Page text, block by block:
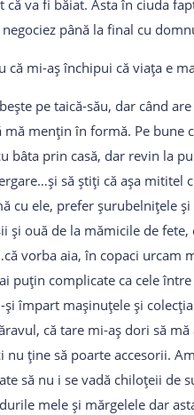
va fi băiat. Asta în ciuda
până la final cu
că mi-aș închipui că viața e
pe taică-său, dar când
mențin în formă. Pe bune
bâta prin casă, dar revin la
să știți că așa
cu ele, prefer șurubelnițele
și ouă de la mămicile de
vorba aia, în copaci urcam
complicate ca cele
și împart mașinuțele și
că tare mi-aș dori să
ține să poarte accesorii.
să nu i se vadă chiloțeii de
mele și mărgelele dar